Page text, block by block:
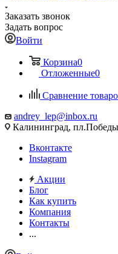
Заказать звонок
Задать вопрос
Войти
Корзина0
Отложенные0
Сравнение
andrey_lep@inbox.ru
Калининград,
Вконтакте
Instagram
Акции
Блог
Как купить
Компания
Контакты
...